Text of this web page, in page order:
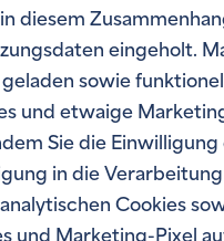
diesem
eingeholt.
sowie
und etwaige
Sie die
in die
Cookies
und Marketing-Pixel